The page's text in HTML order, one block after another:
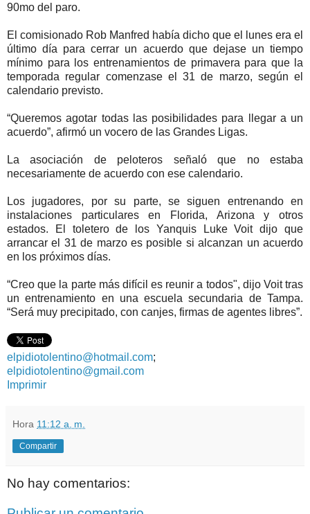
90mo del paro.
El comisionado Rob Manfred había dicho que el lunes era el
último día para cerrar un acuerdo que dejase un tiempo
mínimo para los entrenamientos de primavera para que la
temporada regular comenzase el 31 de marzo, según el
calendario previsto.
“Queremos agotar todas las posibilidades para llegar a un
acuerdo”, afirmó un vocero de las Grandes Ligas.
La asociación de peloteros señaló que no estaba
necesariamente de acuerdo con ese calendario.
Los jugadores, por su parte, se siguen entrenando en
instalaciones particulares en Florida, Arizona y otros
estados. El toletero de los Yanquis Luke Voit dijo que
arrancar el 31 de marzo es posible si alcanzan un acuerdo
en los próximos días.
“Creo que la parte más difícil es reunir a todos", dijo Voit tras
un entrenamiento en una escuela secundaria de Tampa.
“Será muy precipitado, con canjes, firmas de agentes libres”.
elpidiotolentino@hotmail.com;
elpidiotolentino@gmail.com
Imprimir
Hora 11:12 a. m.
Compartir
No hay comentarios: